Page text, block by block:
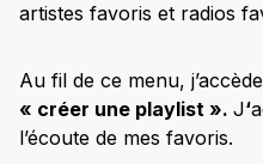
artistes favoris et radios
Au fil de ce menu,
« créer une playlist ». J‘
l’écoute de mes favoris.